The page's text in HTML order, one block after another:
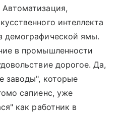
Автоматизация,
интеллекта
демографической ямы.
в промышленности
дорогое. Да,
заводы", которые
сапиенс, уже
как работник в